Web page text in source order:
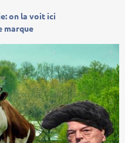
la voit ici
marque